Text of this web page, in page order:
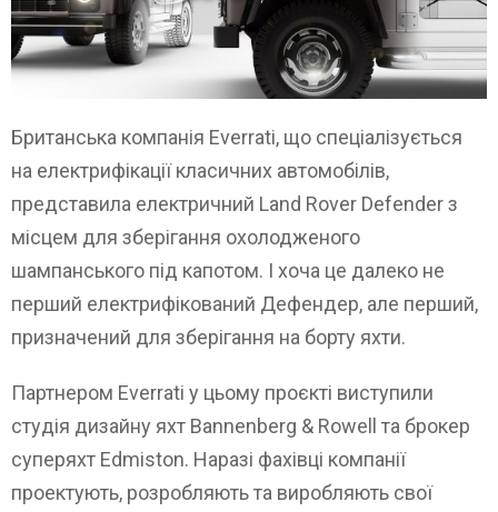
Британська компанія Everrati, що спеціалізується
на електрифікації класичних автомобілів,
представила електричний Land Rover Defender з
місцем для зберігання охолодженого
шампанського під капотом. І хоча це далеко не
перший електрифікований Дефендер, але перший,
призначений для зберігання на борту яхти.
Партнером Everrati у цьому проєкті виступили
студія дизайну яхт Bannenberg & Rowell та брокер
суперяхт Edmiston. Наразі фахівці компанії
проектують, розробляють та виробляють свої